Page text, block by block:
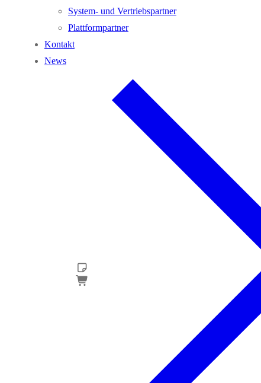
System- und Vertriebspartner
Plattformpartner
Kontakt
News